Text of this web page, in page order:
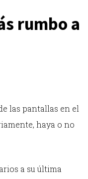
rumbo a
las pantallas en el
haya o no
a su última